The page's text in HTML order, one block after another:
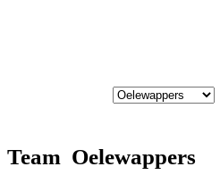
Team Oelewappers